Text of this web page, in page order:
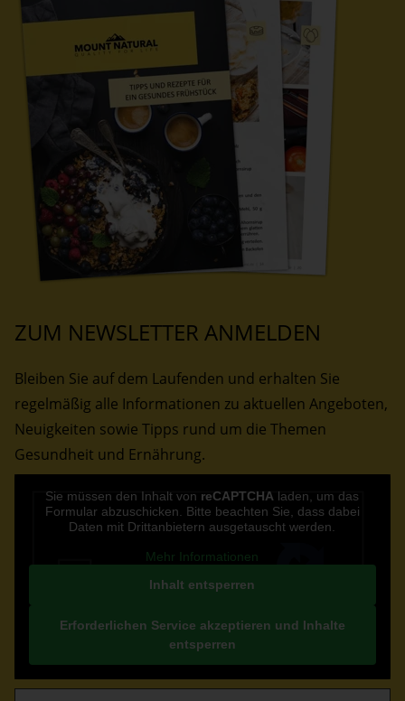
ZUM NEWSLETTER ANMELDEN
Bleiben Sie auf dem Laufenden und erhalten Sie
regelmäßig alle Informationen zu aktuellen Angeboten,
Neuigkeiten sowie Tipps rund um die Themen
Gesundheit und Ernährung.
Sie müssen den Inhalt von reCAPTCHA laden, um das
Formular abzuschicken. Bitte beachten Sie, dass dabei
Daten mit Drittanbietern ausgetauscht werden.
Mehr Informationen
Inhalt entsperren
Erforderlichen Service akzeptieren und Inhalte
entsperren